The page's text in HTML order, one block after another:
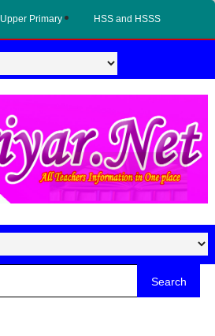
Upper Primary HSS and HSSS
Search